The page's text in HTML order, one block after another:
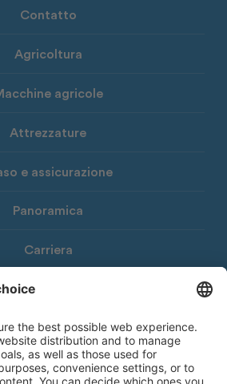
Contatto
Agricoltura
agricole
Attrezzature
e assicurazione
Panoramica
Carriera
Download
Consorzio Agrario
di Bolzano Società Cooperativa